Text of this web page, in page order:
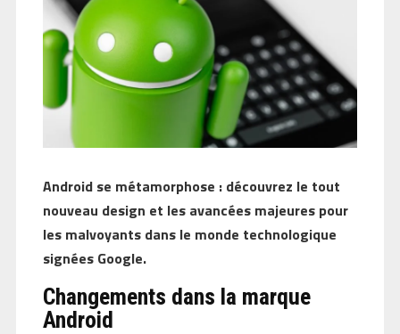
Android se métamorphose : découvrez le tout
nouveau design et les avancées majeures pour
les malvoyants dans le monde technologique
signées Google.
Changements dans la marque
Android